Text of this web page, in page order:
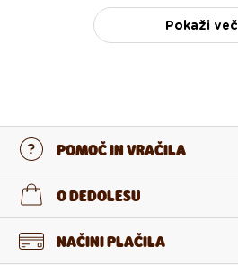
Pokaži več
POMOČ IN VRAČILA
Stopi v stik z nami
O DEDOLESU
O nas NAČINI PLAČILA